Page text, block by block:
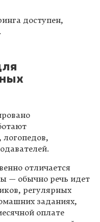
доступен,
.
логопедов,
отличается
— обычно речь идет
регулярных
заданиях,
оплате